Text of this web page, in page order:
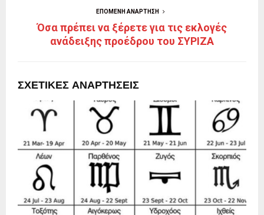
ΕΠΌΜΕΝΗ ΑΝΆΡΤΗΣΗ
Όσα πρέπει να ξέρετε για τις εκλογές
ανάδειξης προέδρου του ΣΥΡΙΖΑ
ΣΧΕΤΙΚΈΣ ΑΝΑΡΤΉΣΕΙΣ